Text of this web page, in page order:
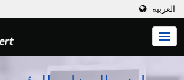
العربية